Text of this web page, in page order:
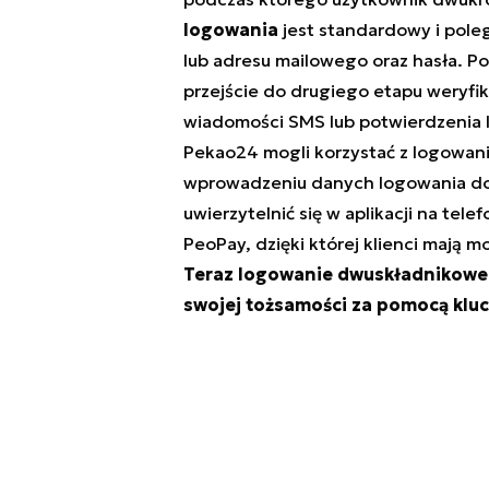
logowania jest standardowy i
lub adresu mailowego oraz hasła.
przejście do drugiego etapu
wiadomości SMS lub
Pekao24 mogli korzystać z
wprowadzeniu danych logowania
uwierzytelnić się w aplikacji na
PeoPay, dzięki której klienci mają
Teraz logowanie
swojej tożsamości za pomocą